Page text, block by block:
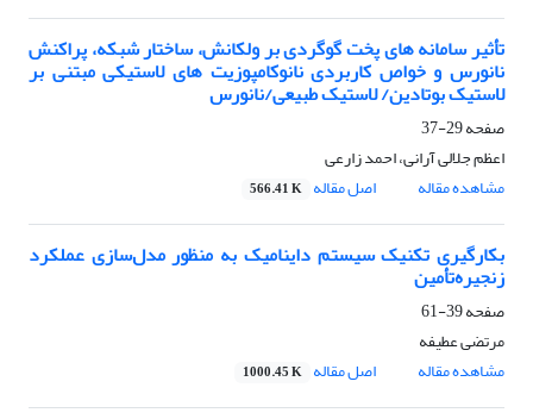
تأثیر سامانه های پخت گوگردی بر ولکانش، ساختار شبکه، پراکنش
نانورس و خواص کاربردی نانوکامپوزیت های لاستیکی مبتنی بر
لاستیک بوتادین/ لاستیک طبیعی/نانورس
صفحه29-37
اعظم جلالی آرانی، احمد زارعی
مشاهده مقاله
اصل مقاله 566.41 K
بکارگیری تکنیک سیستم داینامیک به منظور مدل‌سازی عملکرد
زنجیره‌تأمین
صفحه39-61
مرتضی عطیفه
مشاهده مقاله
اصل مقاله 1000.45 K